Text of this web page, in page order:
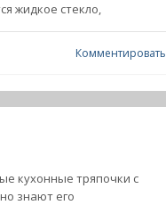
жидкое стекло,
Комментировать
кухонные тряпочки с
знают его